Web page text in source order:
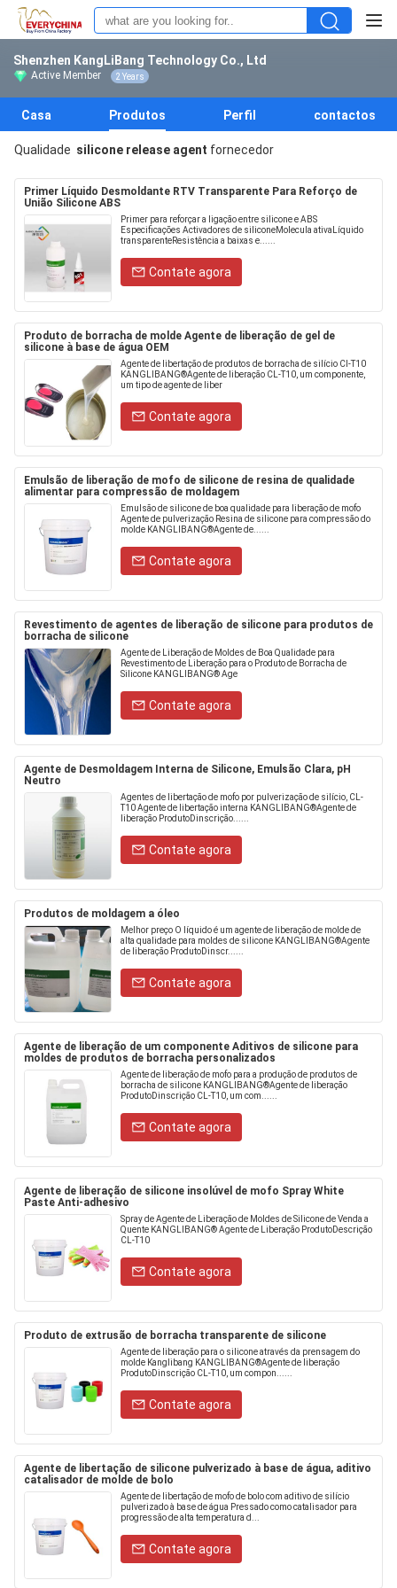
Shenzhen KangLiBang Technology Co., Ltd
Active Member 2 Years
Casa Produtos Perfil contactos
Qualidade silicone release agent fornecedor
Primer Líquido Desmoldante RTV Transparente Para Reforço de
União Silicone ABS
Primer para reforçar a ligação entre silicone e ABS
Especificações Activadores de siliconeMolecula ativaLíquido
transparenteResistência a baixas e......
Contate agora
Produto de borracha de molde Agente de liberação de gel de
silicone à base de água OEM
Agente de libertação de produtos de borracha de silício Cl-T10
KANGLIBANG®Agente de liberação CL-T10, um componente,
um tipo de agente de liber
Contate agora
Emulsão de liberação de mofo de silicone de resina de qualidade
alimentar para compressão de moldagem
Emulsão de silicone de boa qualidade para liberação de mofo
Agente de pulverização Resina de silicone para compressão do
molde KANGLIBANG®Agente de......
Contate agora
Revestimento de agentes de liberação de silicone para produtos de
borracha de silicone
Agente de Liberação de Moldes de Boa Qualidade para
Revestimento de Liberação para o Produto de Borracha de
Silicone KANGLIBANG® Age
Contate agora
Agente de Desmoldagem Interna de Silicone, Emulsão Clara, pH
Neutro
Agentes de libertação de mofo por pulverização de silício, CL-
T10 Agente de libertação interna KANGLIBANG®Agente de
liberação ProdutoDinscrição......
Contate agora
Produtos de moldagem a óleo
Melhor preço O líquido é um agente de liberação de molde de
alta qualidade para moldes de silicone KANGLIBANG®Agente
de liberação ProdutoDinscr......
Contate agora
Agente de liberação de um componente Aditivos de silicone para
moldes de produtos de borracha personalizados
Agente de liberação de mofo para a produção de produtos de
borracha de silicone KANGLIBANG®Agente de liberação
ProdutoDinscrição CL-T10, um com......
Contate agora
Agente de liberação de silicone insolúvel de mofo Spray White
Paste Anti-adhesivo
Spray de Agente de Liberação de Moldes de Silicone de Venda a
Quente KANGLIBANG® Agente de Liberação ProdutoDescrição
CL-T10
Contate agora
Produto de extrusão de borracha transparente de silicone
Agente de liberação para o silicone através da prensagem do
molde Kanglibang KANGLIBANG®Agente de liberação
ProdutoDinscrição CL-T10, um compon......
Contate agora
Agente de libertação de silicone pulverizado à base de água, aditivo
catalisador de molde de bolo
Agente de libertação de mofo de bolo com aditivo de silício
pulverizado à base de água Pressado como catalisador para
progressão de alta temperatura d...
Contate agora